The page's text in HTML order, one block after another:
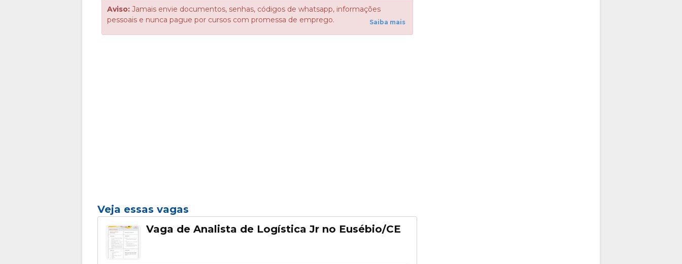
Aviso: Jamais envie documentos, senhas, códigos de whatsapp, informações
pessoais e nunca pague por cursos com promessa de emprego.
Saiba mais
Veja essas vagas
Vaga de Analista de Logística Jr no Eusébio/CE